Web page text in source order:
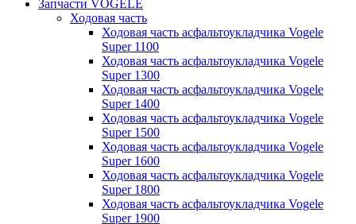
Запчасти VOGELE
Ходовая часть
Ходовая часть асфальтоукладчика Vogele
Super 1100
Ходовая часть асфальтоукладчика Vogele
Super 1300
Ходовая часть асфальтоукладчика Vogele
Super 1400
Ходовая часть асфальтоукладчика Vogele
Super 1500
Ходовая часть асфальтоукладчика Vogele
Super 1600
Ходовая часть асфальтоукладчика Vogele
Super 1800
Ходовая часть асфальтоукладчика Vogele
Super 1900